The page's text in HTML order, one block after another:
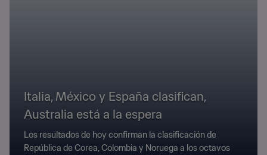
Italia, México y España clasifican,
Australia está a la espera
Los resultados de hoy confirman la clasificación de
República de Corea, Colombia y Noruega a los octavos